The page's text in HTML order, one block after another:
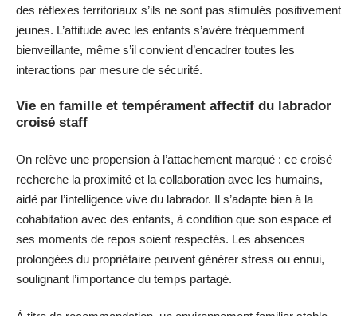
des réflexes territoriaux s’ils ne sont pas stimulés positivement
jeunes. L’attitude avec les enfants s’avère fréquemment
bienveillante, même s’il convient d’encadrer toutes les
interactions par mesure de sécurité.
Vie en famille et tempérament affectif du labrador
croisé staff
On relève une propension à l’attachement marqué : ce croisé
recherche la proximité et la collaboration avec les humains,
aidé par l’intelligence vive du labrador. Il s’adapte bien à la
cohabitation avec des enfants, à condition que son espace et
ses moments de repos soient respectés. Les absences
prolongées du propriétaire peuvent générer stress ou ennui,
soulignant l’importance du temps partagé.